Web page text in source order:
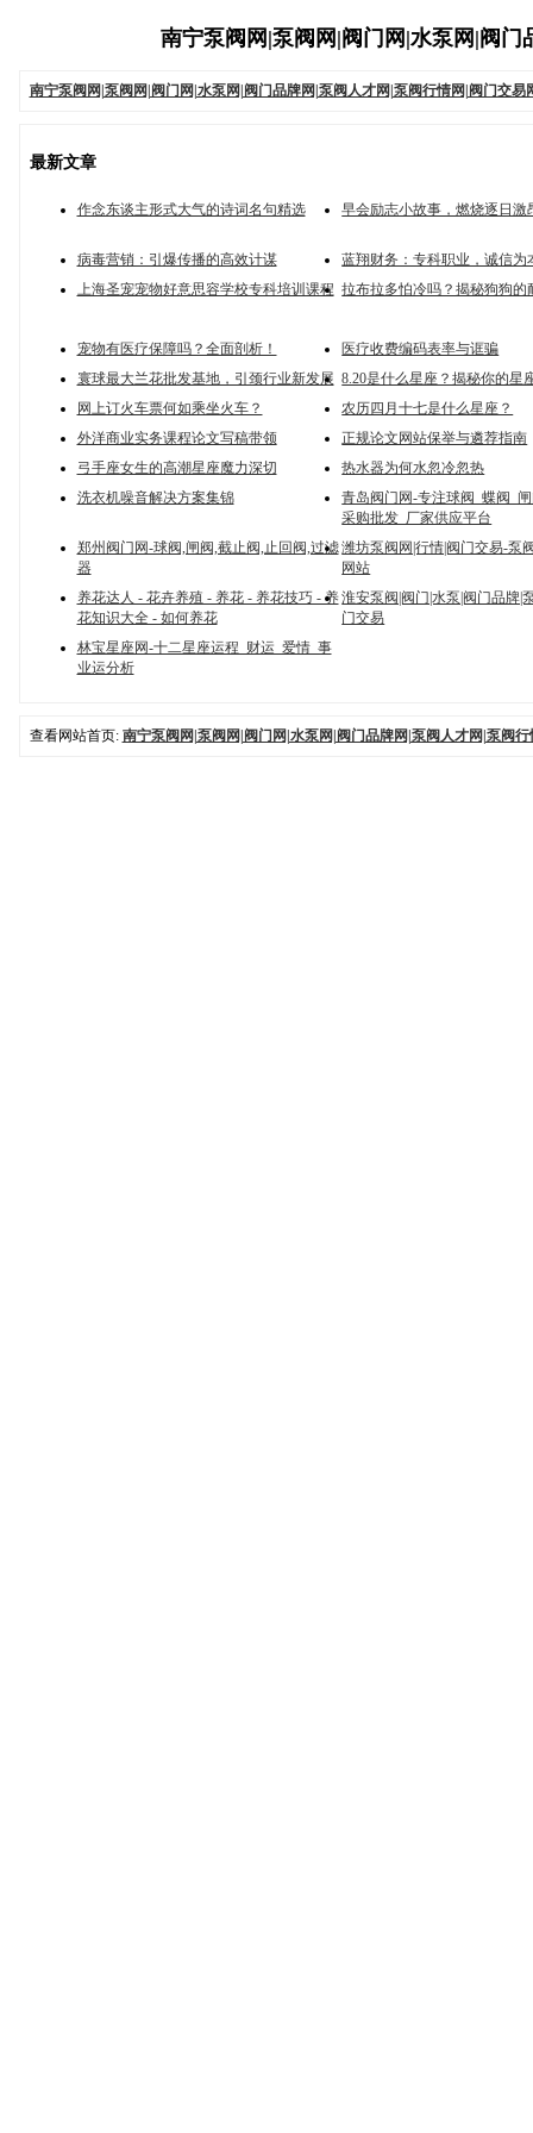
南宁泵阀网|泵阀网|阀门网|水泵网|阀
南宁泵阀网|泵阀网|阀门网|水泵网|阀门品牌网|泵阀人才网|泵阀行情网|阀门交易
最新文章
作念东谈主形式大气的诗词名句精选 早会励志小故事，燃烧逐日激
病毒营销：引爆传播的高效计谋
蓝翔财务：专科职业，诚信为
上海圣宠宠物好意思容学校专科培训课程 拉布拉多怕冷吗？揭秘狗狗的
宠物有医疗保障吗？全面剖析！
医疗收费编码表率与诓骗
寰球最大兰花批发基地，引颈行业新发展 8.20是什么星座？揭秘你的星
网上订火车票何如乘坐火车？
农历四月十七是什么星座？
外洋商业实务课程论文写稿带领
正规论文网站保举与遴荐指南
弓手座女生的高潮星座魔力深切
热水器为何水忽冷忽热
洗衣机噪音解决方案集锦
青岛阀门网-专注球阀_蝶阀_
采购批发_厂家供应平台
郑州阀门网-球阀,闸阀,截止阀,止回阀,过滤
器
潍坊泵阀网|行情|阀门交易-泵
网站
养花达人 - 花卉养殖 - 养花 - 养花技巧 - 养
花知识大全 - 如何养花
淮安泵阀|阀门|水泵|阀门品牌|
门交易
林宝星座网-十二星座运程_财运_爱情_事
业运分析
查看网站首页: 南宁泵阀网|泵阀网|阀门网|水泵网|阀门品牌网|泵阀人才网|泵阀